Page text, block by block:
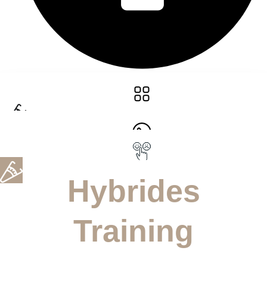
Hybrides
Training